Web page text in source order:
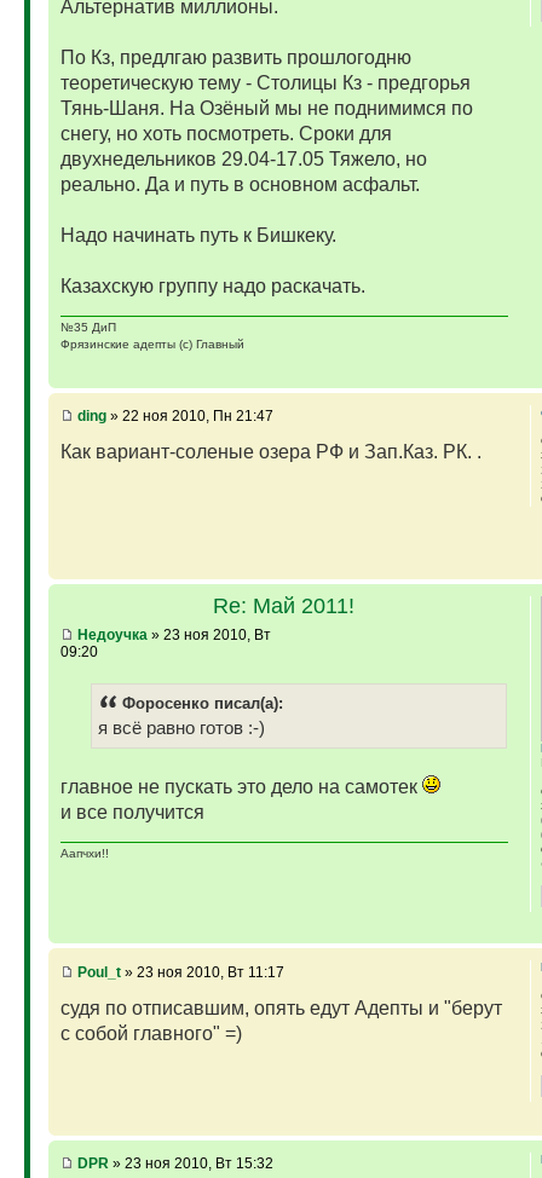
Альтернатив миллионы.
По Кз, предлгаю развить прошлогодню
теоретическую тему - Столицы Кз - предгорья
Тянь-Шаня. На Озёный мы не поднимимся по
снегу, но хоть посмотреть. Сроки для
двухнедельников 29.04-17.05 Тяжело, но
реально. Да и путь в основном асфальт.
Надо начинать путь к Бишкеку.
Казахскую группу надо раскачать.
№35 ДиП
Фрязинские адепты (с) Главный
ding» 22 ноя 2010, Пн 21:47
Как вариант-соленые озера РФ и Зап.Каз. РК. .
Re: Май 2011!
Недоучка» 23 ноя 2010, Вт
09:20
Фopoceнкo писал(а):
я всё равно готов :-)
главное не пускать это дело на самотек
и все получится
Аапчхи!!
Poul_t» 23 ноя 2010, Вт 11:17
судя по отписавшим, опять едут Адепты и "берут
с собой главного" =)
DPR» 23 ноя 2010, Вт 15:32